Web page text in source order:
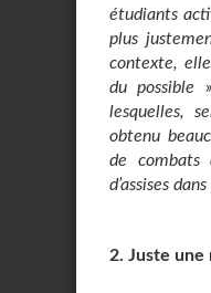
étudiants
plus
contexte,
du possible
lesquelles,
obtenu
de combats
d’assises
2. Juste